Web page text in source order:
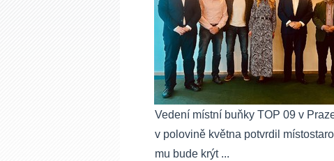
Vedení místní buňky TOP 09 v
v polovině května potvrdil
mu bude krýt ...